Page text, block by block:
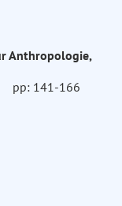
Anthropologie,
pp: 141-166